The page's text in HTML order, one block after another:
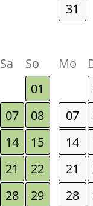
31
Sa
So
01
07
08
14
15
21
22
28
29
Mo
07
14
21
28